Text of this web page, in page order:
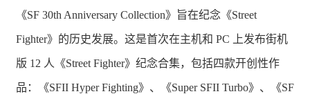
《SF 30th Anniversary Collection》旨在纪念《Street
Fighter》的历史发展。这是首次在主机和 PC 上发布街机
版 12 人《Street Fighter》纪念合集，包括四款开创性作
品：《SFII Hyper Fighting》、《Super SFII Turbo》、《SF